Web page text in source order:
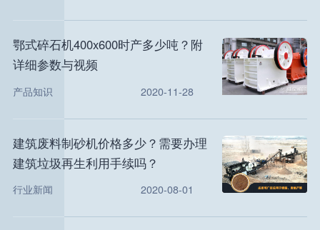
鄂式碎石机400x600时产多少吨？附
详细参数与视频
产品知识 2020-11-28
建筑废料制砂机价格多少？需要办理
建筑垃圾再生利用手续吗？
行业新闻 2020-08-01